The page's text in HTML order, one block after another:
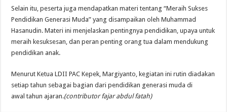
Selain itu, peserta juga mendapatkan materi tentang “Meraih Sukses
Pendidikan Generasi Muda” yang disampaikan oleh Muhammad
Hasanudin. Materi ini menjelaskan pentingnya pendidikan, upaya untuk
meraih kesuksesan, dan peran penting orang tua dalam mendukung
pendidikan anak.
Menurut Ketua LDII PAC Kepek, Margiyanto, kegiatan ini rutin diadakan
setiap tahun sebagai bagian dari pendidikan generasi muda di
awal tahun ajaran.(contributor fajar abdul fatah)